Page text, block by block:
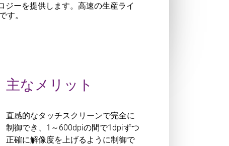
ーを提供します。高速の生産ライ
す。
主なメリット
直感的なタッチスクリーンで完全に
制御でき、1～600dpiの間で1dpiずつ
正確に解像度を上げるように制御で